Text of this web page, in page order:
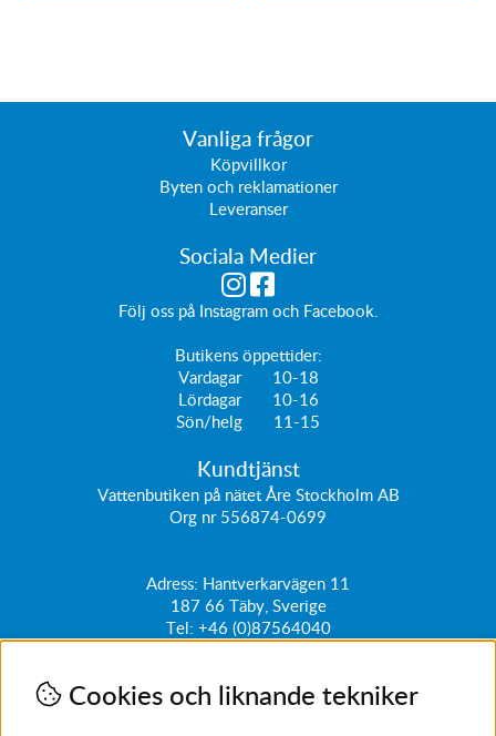
Vanliga frågor
Köpvillkor
Byten och reklamationer
Leveranser
Sociala Medier
Följ oss på Instagramoch Facebook
Butikens öppettider:
Vardagar 10-18
Lördagar 10-16
Sön/helg 11-15
Kundtjänst
Vattenbutiken på nätet Åre Stockholm AB
Org nr 556874-0699
Adress: Hantverkarvägen 11
187 66 Täby, Sverige
Tel: +46 (0)87564040
kundtjanst@vattenbutiken.se
Få vårt nyhetsbrev
Cookies och liknande tekniker